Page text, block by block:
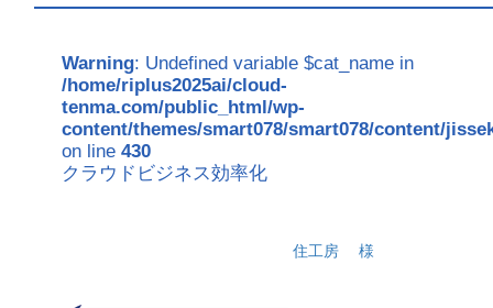
Warning: Undefined variable $cat_name in
/home/riplus2025ai/cloud-
tenma.com/public_html/wp-
content/themes/smart078/smart078/content/
on line430
クラウドビジネス効率化
住工房 様